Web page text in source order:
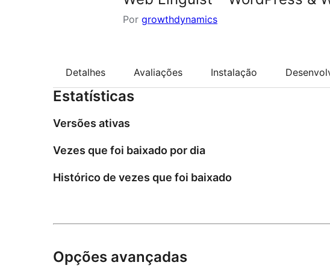
Por growthdynamics
Detalhes Avaliações Instalação
Estatísticas
Versões ativas
Vezes que foi baixado por dia
Histórico de vezes que foi baixado
Opções avançadas